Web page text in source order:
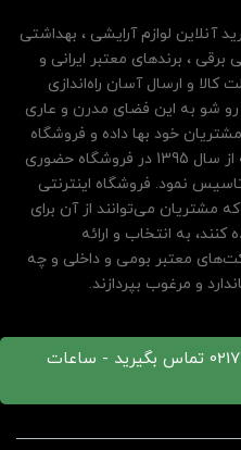
سوالی داشتید با 02177535498 تماس بگیرید - ساعات
آنلاین لوازم آرایشی ، بهداشتی
، برندهای معتبر ایرانی و
و ارسال آسان راه‌اندازی
شو به این فضای مدرن و عاری
خود بها داده و فروشگاه
اینترنتی خود را بر پایه سال‌ها تجربه از سال 1395 در فروشگاه حضوری
نمود. فروشگاه اینترنتی
مشتریان می‌توانند از آن‌ برای
به انتخاب و ارائه
معتبر بومی و داخلی و چه
و مرغوب بپردازند.